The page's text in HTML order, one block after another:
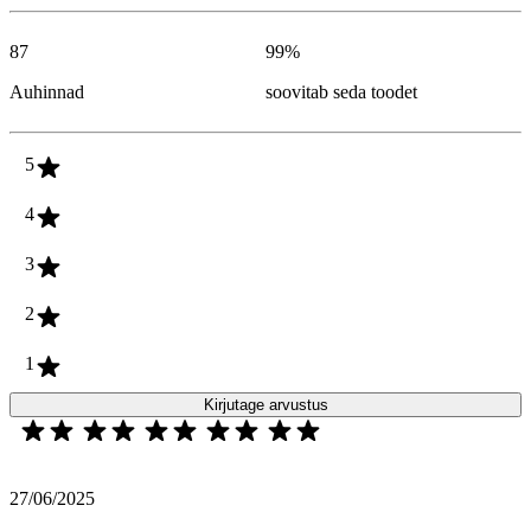
87
Auhinnad
99%
soovitab seda toodet
5
4
3
2
1
Kirjutage arvustus
27/06/2025